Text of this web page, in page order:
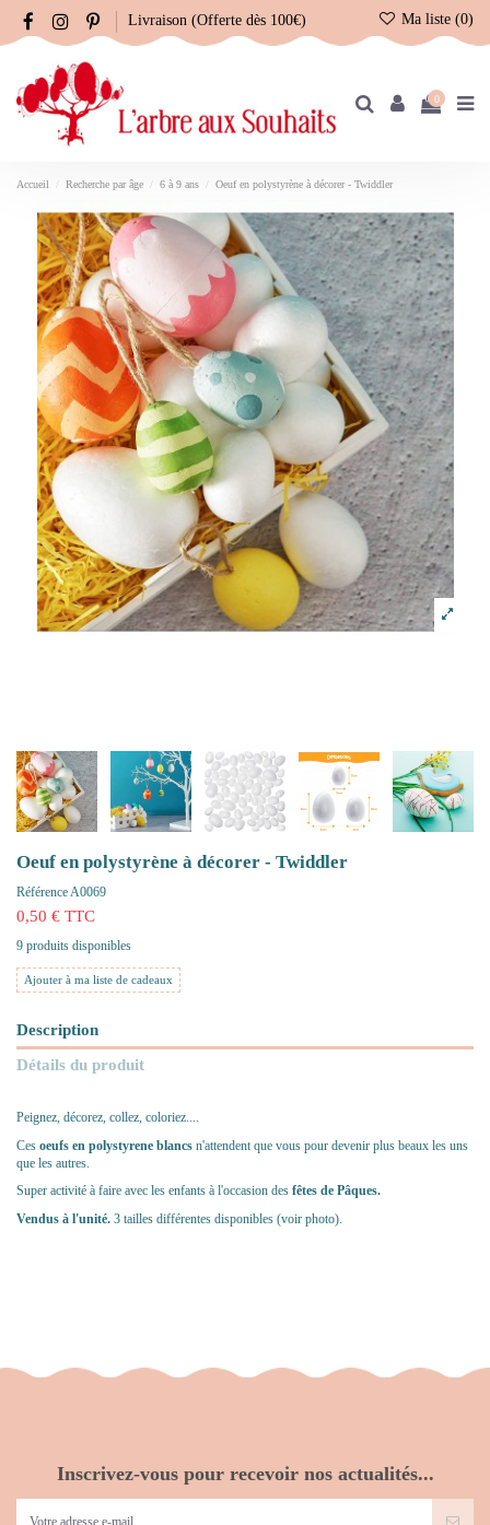
Livraison (Offerte dès 100€) Ma liste (0)
0
Accueil Recherche par âge 6 à 9 ans Oeuf en polystyrène à décorer - Twiddler
Oeuf en polystyrène à décorer - Twiddler
RéférenceA0069
0,50 € TTC
9 produits disponibles
Ajouter à ma liste de cadeaux
Description
Détails du produit
Peignez, décorez, collez, coloriez....
Ces oeufs en polystyrene blancs n'attendent que vous pour devenir plus beaux les uns
que les autres.
Super activité à faire avec les enfants à l'occasion des fêtes de Pâques.
Vendus à l'unité. 3 tailles différentes disponibles (voir photo).
Inscrivez-vous pour recevoir nos actualités...